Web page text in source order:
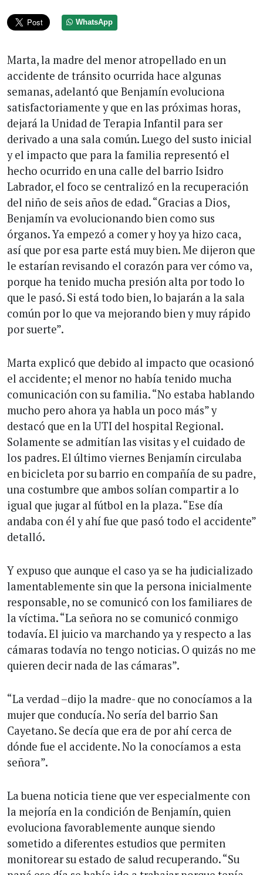
WhatsApp
Marta, la madre del menor atropellado en un
accidente de tránsito ocurrida hace algunas
semanas, adelantó que Benjamín evoluciona
satisfactoriamente y que en las próximas horas,
dejará la Unidad de Terapia Infantil para ser
derivado a una sala común. Luego del susto inicial
y el impacto que para la familia representó el
hecho ocurrido en una calle del barrio Isidro
Labrador, el foco se centralizó en la recuperación
del niño de seis años de edad. “Gracias a Dios,
Benjamín va evolucionando bien como sus
órganos. Ya empezó a comer y hoy ya hizo caca,
así que por esa parte está muy bien. Me dijeron que
le estarían revisando el corazón para ver cómo va,
porque ha tenido mucha presión alta por todo lo
que le pasó. Si está todo bien, lo bajarán a la sala
común por lo que va mejorando bien y muy rápido
por suerte”.
Marta explicó que debido al impacto que ocasionó
el accidente; el menor no había tenido mucha
comunicación con su familia. “No estaba hablando
mucho pero ahora ya habla un poco más” y
destacó que en la UTI del hospital Regional.
Solamente se admitían las visitas y el cuidado de
los padres. El último viernes Benjamín circulaba
en bicicleta por su barrio en compañía de su padre,
una costumbre que ambos solían compartir a lo
igual que jugar al fútbol en la plaza. “Ese día
andaba con él y ahí fue que pasó todo el accidente”
detalló.
Y expuso que aunque el caso ya se ha judicializado
lamentablemente sin que la persona inicialmente
responsable, no se comunicó con los familiares de
la víctima. “La señora no se comunicó conmigo
todavía. El juicio va marchando ya y respecto a las
cámaras todavía no tengo noticias. O quizás no me
quieren decir nada de las cámaras”.
“La verdad –dijo la madre- que no conocíamos a la
mujer que conducía. No sería del barrio San
Cayetano. Se decía que era de por ahí cerca de
dónde fue el accidente. No la conocíamos a esta
señora”.
La buena noticia tiene que ver especialmente con
la mejoría en la condición de Benjamín, quien
evoluciona favorablemente aunque siendo
sometido a diferentes estudios que permiten
monitorear su estado de salud recuperando. “Su